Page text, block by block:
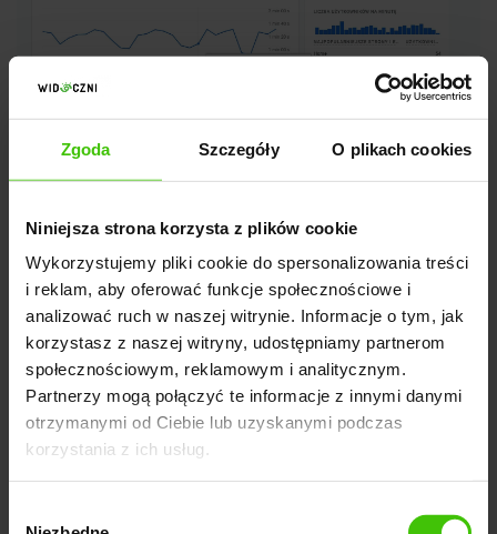
Zgoda Szczegóły O plikach cookies
Niniejsza strona korzysta z plików cookie
Wykorzystujemy pliki cookie do spersonalizowania treści
i reklam, aby oferować funkcje społecznościowe i
analizować ruch w naszej witrynie. Informacje o tym, jak
korzystasz z naszej witryny, udostępniamy partnerom
społecznościowym, reklamowym i analitycznym.
Partnerzy mogą połączyć te informacje z innymi danymi
otrzymanymi od Ciebie lub uzyskanymi podczas
korzystania z ich usług.
Analiza zaangażowania użytkowników w Google
Analytics 4